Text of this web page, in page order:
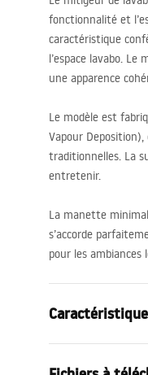
fonctionnalité et
caractéristique
l’espace lavabo.
une apparence
Le modèle est
Vapour
traditionnelles. La
entretenir.
La manette
s’accorde
pour les